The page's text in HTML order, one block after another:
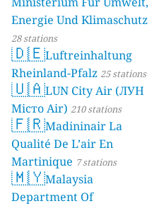
Energie Und Klimaschutz
28 stations
🇩🇪Luftreinhaltung
Rheinland-Pfalz 25 stations
🇺🇦LUN City Air (ЛУН
Місто Air) 210 stations
🇫🇷Madininair La
Qualité De L’air En
Martinique 7 stations
🇲🇾Malaysia
Department Of